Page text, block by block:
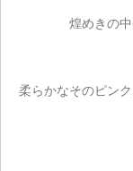
煌めきの
柔らかなそのピン